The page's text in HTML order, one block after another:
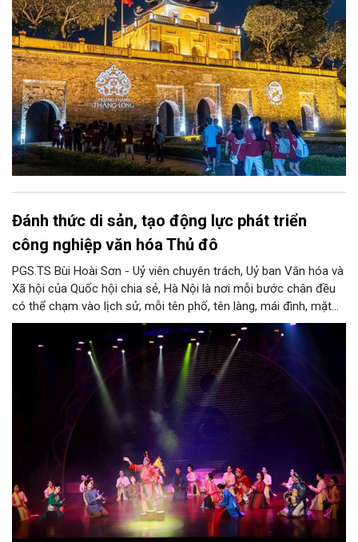
Đánh thức di sản, tạo động lực phát triển
công nghiệp văn hóa Thủ đô
PGS.TS Bùi Hoài Sơn - Uỷ viên chuyên trách, Uỷ ban Văn hóa và
Xã hội của Quốc hội chia sẻ, Hà Nội là nơi mỗi bước chân đều
có thể chạm vào lịch sử, mỗi tên phố, tên làng, mái đình, mặt
hồ, nếp nhà, câu hát, món ăn, làn điệu, nghề thủ công đều có
thể kể một câu chuyện về chiều sâu văn hiến của dân tộc.
Nhưng trong kỷ nguyên mới, câu hỏi đặt ra không chỉ Hà Nội có
bao nhiêu di sản, bao nhiêu văn nghệ sĩ, trí thức, không gian ký
ức, mà là làm thế nào để những giá trị ấy trở thành nguồn lực
phát triển, thành sức mạnh mềm, thành động lực sáng tạo,
thành năng lực cạnh tranh của Thủ đô.